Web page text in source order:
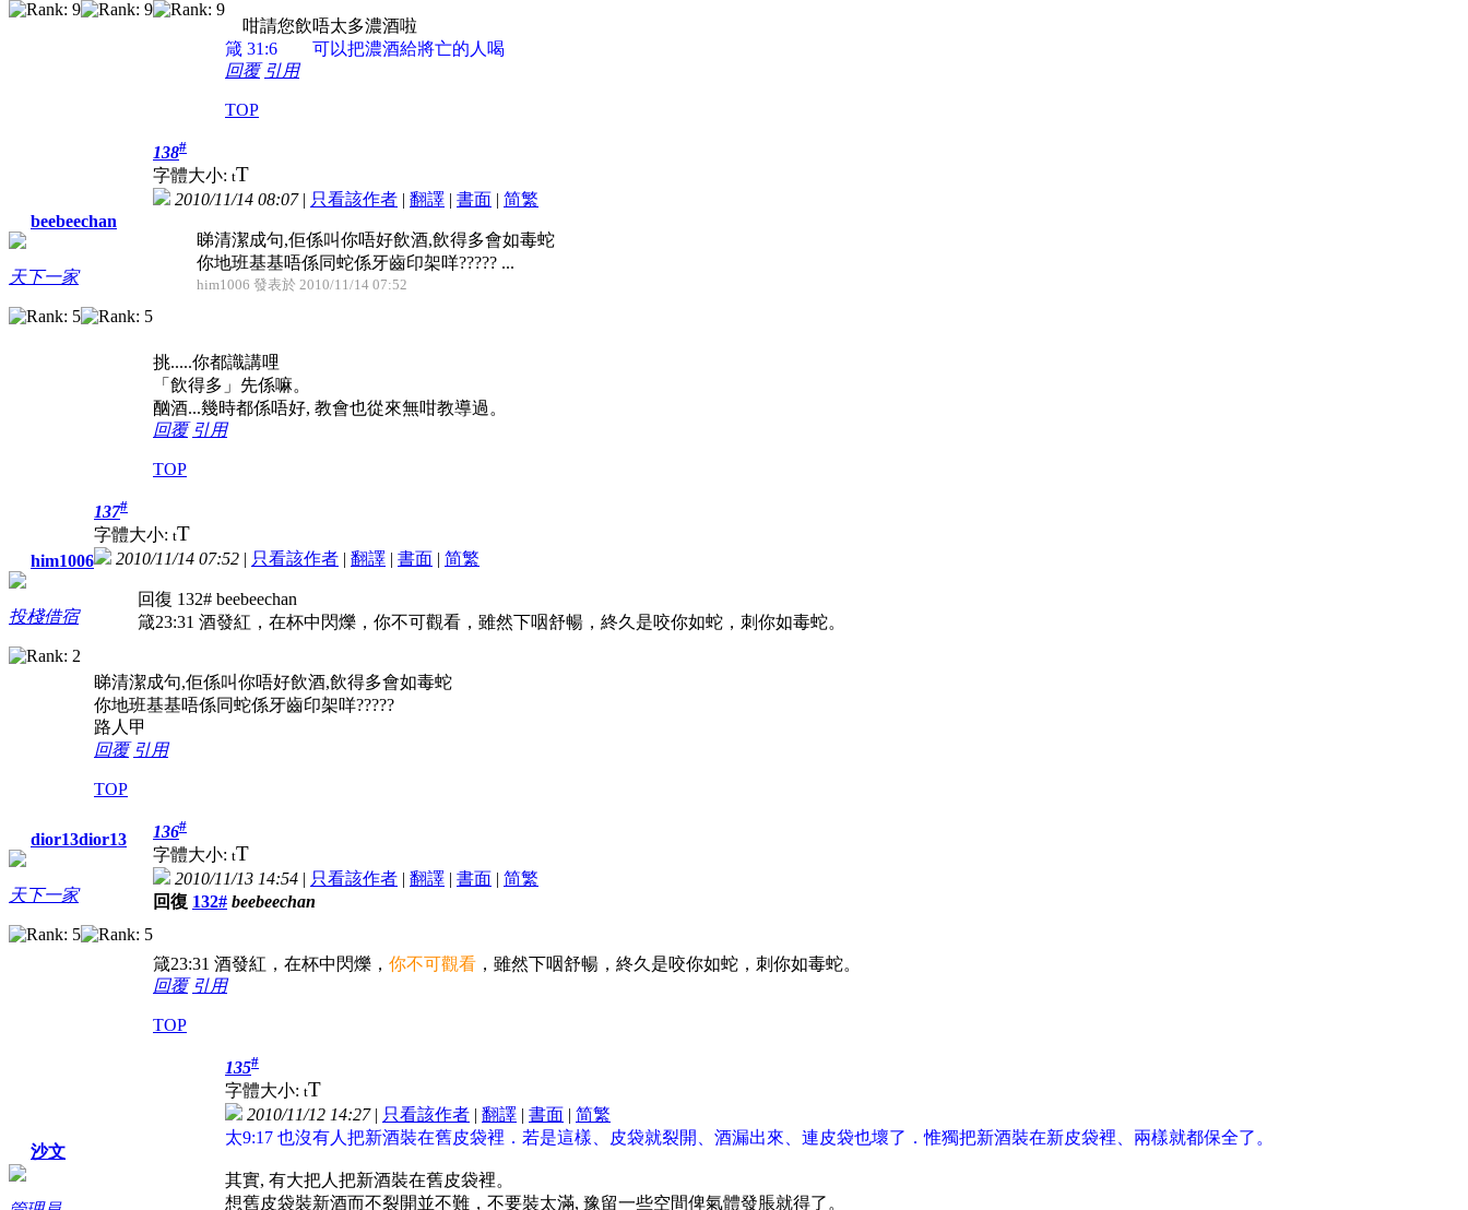
咁請您飲唔太多濃酒啦
箴 31:6 可以把濃酒給將亡的人喝
回覆 引用
TOP
beebeechan
天下一家
138#
字體大小: tT
2010/11/14 08:07| 只看該作者 | 翻譯 | 書面 | 简繁
睇清潔成句,佢係叫你唔好飲酒,飲得多會如毒蛇
你地班基基唔係同蛇係牙齒印架咩????? ...
him1006 發表於 2010/11/14 07:52
挑.....你都識講哩
「飲得多」先係嘛。
酗酒...幾時都係唔好, 教會也從來無咁教導過。
回覆 引用
TOP
him1006
投棧借宿
137#
字體大小: tT
2010/11/14 07:52 | 只看該作者 | 翻譯 | 書面 | 简繁
回復 132# beebeechan
箴23:31 酒發紅，在杯中閃爍，你不可觀看，雖然下咽舒暢，終久是咬你如蛇，刺你如毒蛇。
睇清潔成句,佢係叫你唔好飲酒,飲得多會如毒蛇
你地班基基唔係同蛇係牙齒印架咩?????
路人甲
回覆 引用
TOP
dior13dior13
天下一家
136#
字體大小: tT
2010/11/13 14:54 | 只看該作者 | 翻譯 | 書面 | 简繁
回復 132# beebeechan
箴23:31 酒發紅，在杯中閃爍， 你不可觀看 ，雖然下咽舒暢，終久是咬你如蛇，刺你如毒蛇。
回覆 引用
TOP
沙文
135#
字體大小: tT
2010/11/12 14:27| 只看該作者 | 翻譯 | 書面 | 简繁
太9:17 也沒有人把新酒裝在舊皮袋裡．若是這樣、皮袋就裂開、酒漏出來、連皮袋也壞了．惟獨把新酒裝在新皮袋裡、兩樣就都保全了。
其實, 有大把人把新酒裝在舊皮袋裡。
想舊皮袋裝新酒而不裂開並不難，不要裝太滿, 豫留一些空間俾氣體發脹就得了。